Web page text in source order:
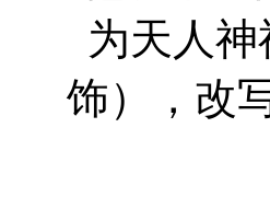
为天人神
饰），改